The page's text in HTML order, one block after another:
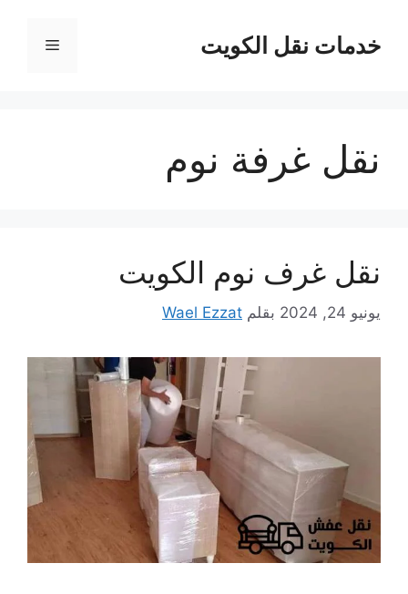
المحتوىخدمات نقل الكويت القائمة
نقل غرفة نوم
نقل غرف نوم الكويت
يونيو 24, 2024 بقلم Wael Ezzat